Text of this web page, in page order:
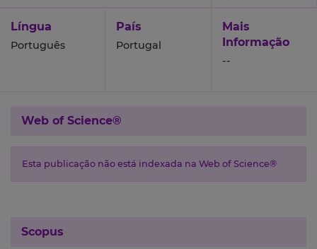
Língua
Português
País
Portugal
Mais
Informação
--
Web of Science®
Esta publicação não está indexada na Web of Science®
Scopus